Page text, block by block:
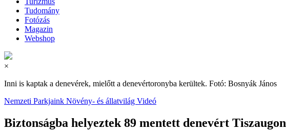
Tudomány
Fotózás
Magazin
Webshop
×
Inni is kaptak a denevérek, mielőtt a denevértoronyba kerültek. Fotó: Bosnyák János
Nemzeti Parkjaink Növény- és állatvilág Videó
Biztonságba helyeztek 89 mentett denevért Tiszaugon